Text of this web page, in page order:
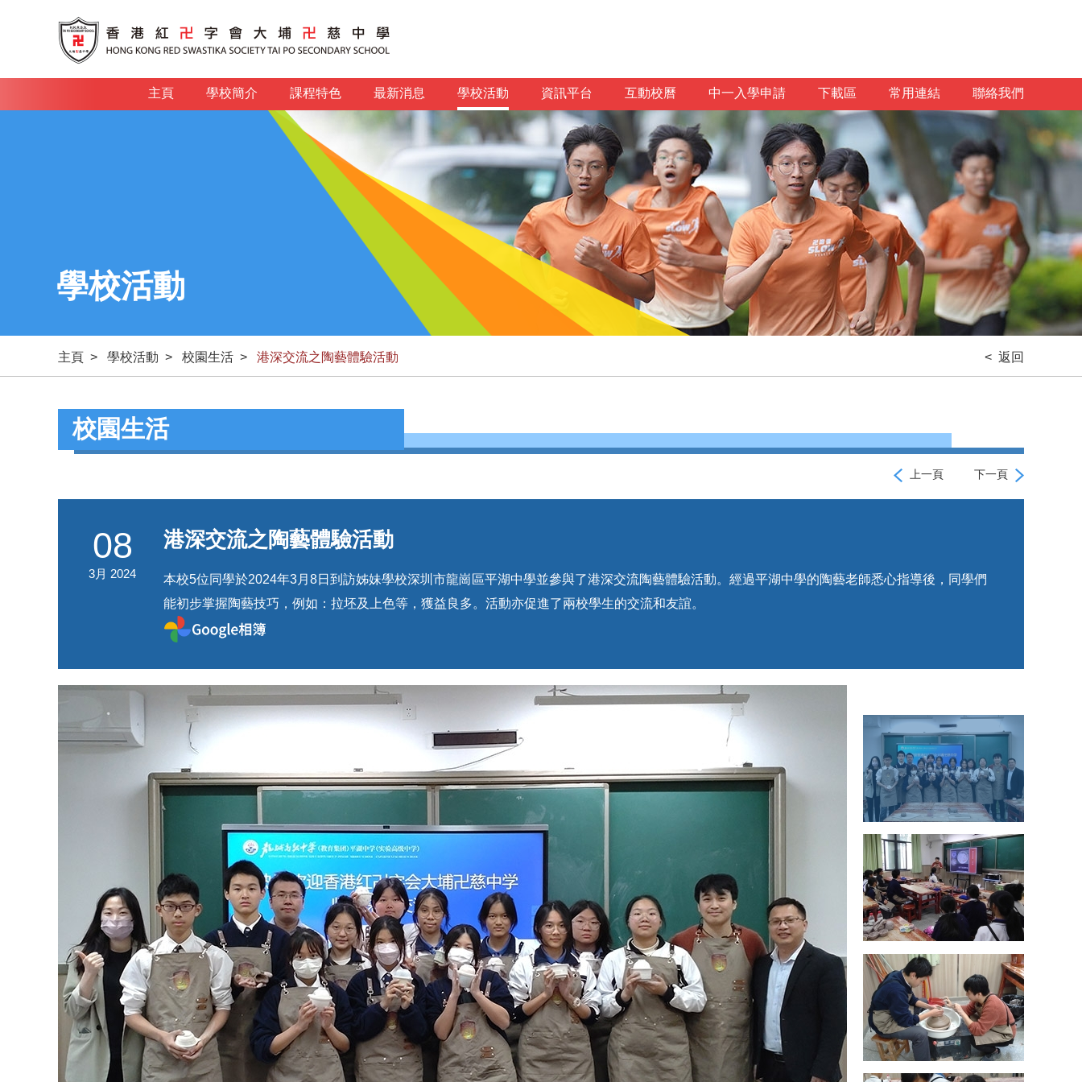
主頁 學校簡介 課程特色 最新消息 學校活動 資訊平台 互動校曆 中一入學申請 下載區 常用連結 聯絡我們
學校活動
主頁 > 學校活動 > 校園生活 > 港深交流之陶藝體驗活動 < 返回
校園生活
上一頁 下一頁
08
3月 2024
港深交流之陶藝體驗活動
本校5位同學於2024年3月8日到訪姊妹學校深圳市龍崗區平湖中學並參與了港深交流陶藝體驗活動。經過平湖中學的陶藝老師悉心指導後，同學們
能初步掌握陶藝技巧，例如：拉坯及上色等，獲益良多。活動亦促進了兩校學生的交流和友誼。